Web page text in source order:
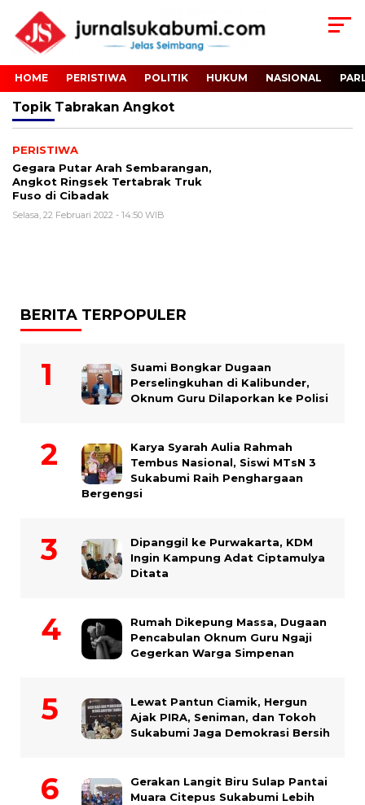
HOME PERISTIWA POLITIK HUKUM NASIONAL
Topik Tabrakan Angkot
PERISTIWA
Gegara Putar Arah Sembarangan,
Angkot Ringsek Tertabrak Truk
Fuso di Cibadak
Selasa, 22 Februari 2022 - 14:50 WIB
BERITA TERPOPULER
Suami Bongkar Dugaan
Perselingkuhan di Kalibunder,
Oknum Guru Dilaporkan ke Polisi
Karya Syarah Aulia Rahmah
Tembus Nasional, Siswi MTsN 3
Sukabumi Raih Penghargaan
Bergengsi
Dipanggil ke Purwakarta, KDM
Ingin Kampung Adat Ciptamulya
Ditata
Rumah Dikepung Massa, Dugaan
Pencabulan Oknum Guru Ngaji
Gegerkan Warga Simpenan
Lewat Pantun Ciamik, Hergun
Ajak PIRA, Seniman, dan Tokoh
Sukabumi Jaga Demokrasi Bersih
Gerakan Langit Biru Sulap Pantai
Muara Citepus Sukabumi Lebih